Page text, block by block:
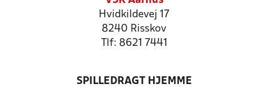
Hvidkildevej 17
8240 Risskov
Tlf: 8621 7441
SPILLEDRAGT HJEMME